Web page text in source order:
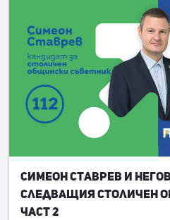
Симеон Ставрев и
следващия Столичен
част 2